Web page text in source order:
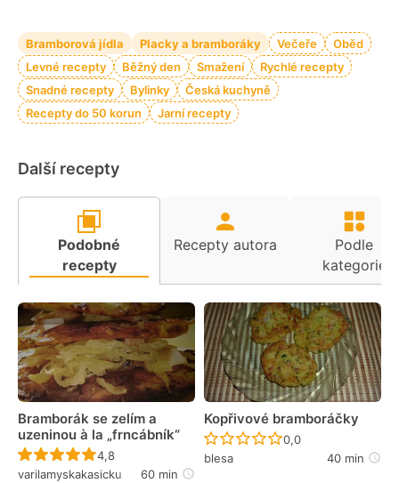
Bramborová jídla Placky a bramboráky Večeře
Oběd
Levné recepty
Běžný den Smažení
Rychlé recepty
Snadné recepty
Bylinky
Česká kuchyně
Recepty do 50 korun
Jarní recepty
Další recepty
Podobné
recepty
Recepty autora
Podle
kategorie
Bramborák se zelím a
uzeninou à la „frncábník“
Recept ještě nebyl hodnocen
4,8
varilamyskakasicku
60 min
Kopřivové bramboráčky
Recept ještě nebyl
0,0
blesa
40 min